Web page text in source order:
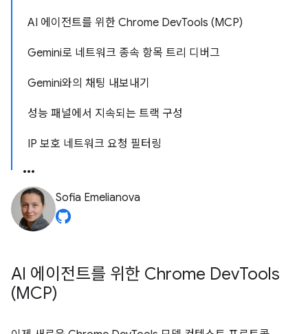
AI 에이전트를 위한 Chrome DevTools (MCP)
Gemini로 네트워크 종속 항목 트리 디버그
Gemini와의 채팅 내보내기
성능 패널에서 지속되는 트랙 구성
IP 보호 네트워크 요청 필터링
Sofia Emelianova
AI 에이전트를 위한 Chrome DevTools
(MCP)